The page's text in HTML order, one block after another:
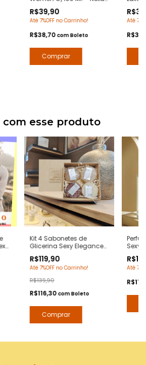
Deo Colônia Desodorante
Corporal - Contratipos
R$39,90
Até 7%OFF no Carrinho!
R$38,70 comBoleto
Até
com esse produto
Kit 4 Sabonetes de
Glicerina Sexy Elegance
Sexy Carolina Herrera -
Hidratante com Extratos
Naturais - Arte 1 Perfumes
R$119,90
Até 7%OFF no Carrinho!
R$139,90
R$116,30 comBoleto
Sexy
Até